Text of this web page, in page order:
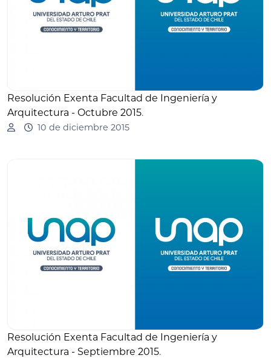
Resolución Exenta Facultad de Ingeniería y
Arquitectura - Octubre 2015.
10 de diciembre 2015
Resolución Exenta Facultad de Ingeniería y
Arquitectura - Septiembre 2015.